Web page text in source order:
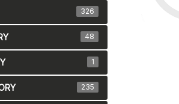
326
48
1
235